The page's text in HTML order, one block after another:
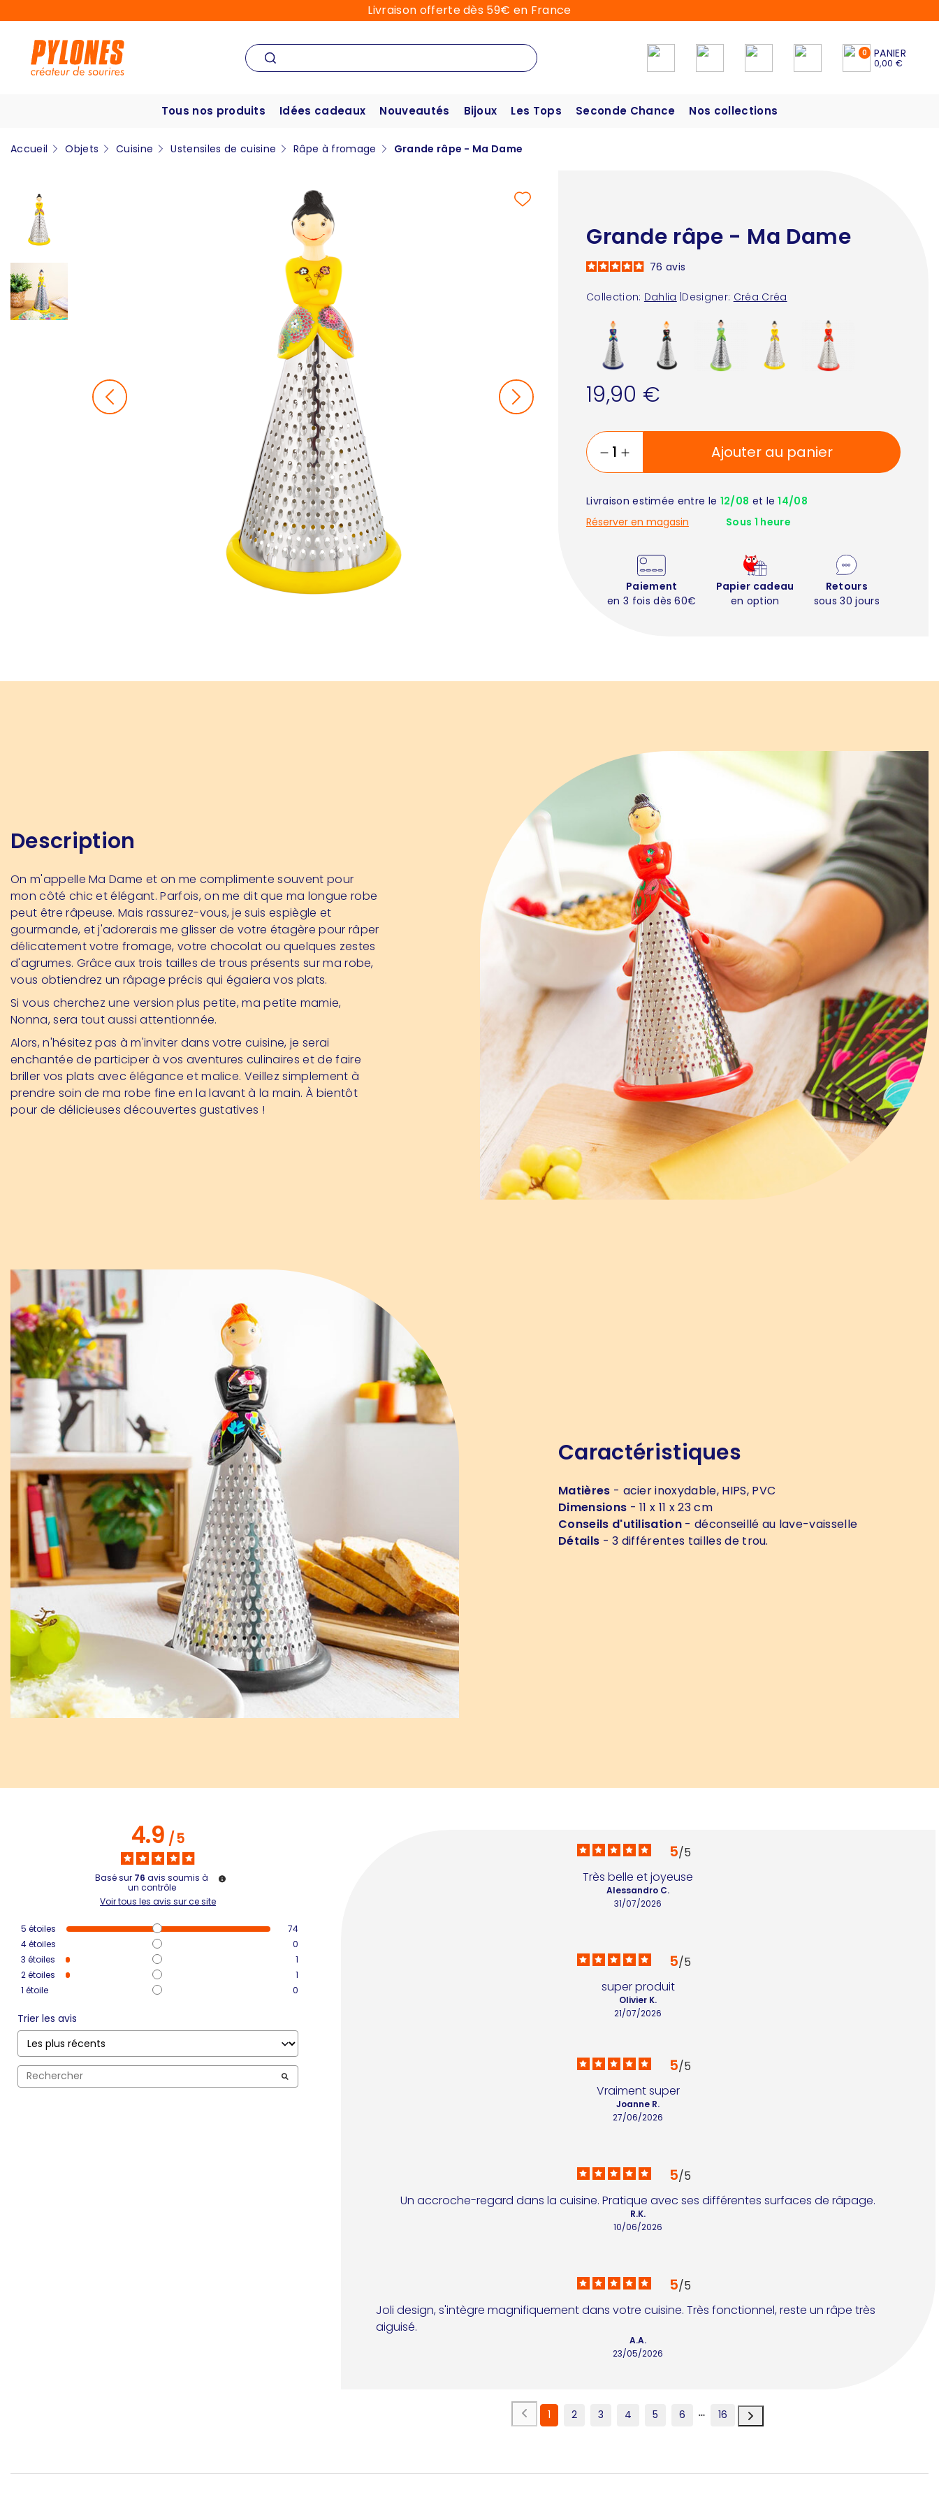
Livraison offerte dès 59€ en France
0 PANIER
0,00 €
Tous nos produits Idées cadeaux Nouveautés Bijoux Les Tops Seconde Chance Nos collections
Accueil Objets Cuisine Ustensiles de cuisine Râpe à fromage Grande râpe - Ma Dame
Grande râpe - Ma Dame
Collection: Dahlia Designer: Créa Créa
76 avis
19,90 €
Ajouter au panier
Livraison estimée entre le 12/08 et le14/08
Réserver en magasin
Sous 1 heure
Paiement
en 3 fois dès 60€
Papier cadeau
en option
Retours
sous 30 jours
Description
On m'appelle Ma Dame et on me complimente souvent pour
mon côté chic et élégant. Parfois, on me dit que ma longue robe
peut être râpeuse. Mais rassurez-vous, je suis espiègle et
gourmande, et j'adorerais me glisser de votre étagère pour râper
délicatement votre fromage, votre chocolat ou quelques zestes
d'agrumes. Grâce aux trois tailles de trous présents sur ma robe,
vous obtiendrez un râpage précis qui égaiera vos plats.
Si vous cherchez une version plus petite, ma petite mamie,
Nonna, sera tout aussi attentionnée.
Alors, n'hésitez pas à m'inviter dans votre cuisine, je serai
enchantée de participer à vos aventures culinaires et de faire
briller vos plats avec élégance et malice. Veillez simplement à
prendre soin de ma robe fine en la lavant à la main. À bientôt
pour de délicieuses découvertes gustatives !
Caractéristiques
Matières - acier inoxydable, HIPS, PVC
Dimensions - 11 x 11 x 23 cm
Conseils d'utilisation - déconseillé au lave-vaisselle
Détails - 3 différentes tailles de trou.
4.9/5
Basé sur 76 avis soumis à
un contrôle
Voir tous les avis sur ce site
5 étoiles
74
4étoiles
0
3 étoiles
1
2étoiles
1
1 étoile 0
Trier les avis
5/5
Très belle et joyeuse
31/07/2026
Alessandro C.
5/5
super produit
21/07/2026
Olivier K.
5/5
Vraiment super
27/06/2026
Joanne R.
5/5
Un accroche-regard dans la cuisine. Pratique avec ses différentes surfaces de râpage.
10/06/2026
R.K.
5/5
Joli design, s'intègre magnifiquement dans votre cuisine. Très fonctionnel, reste un râpe très
aiguisé.
23/05/2026
A.A.
1 2 3 4 5 6 16